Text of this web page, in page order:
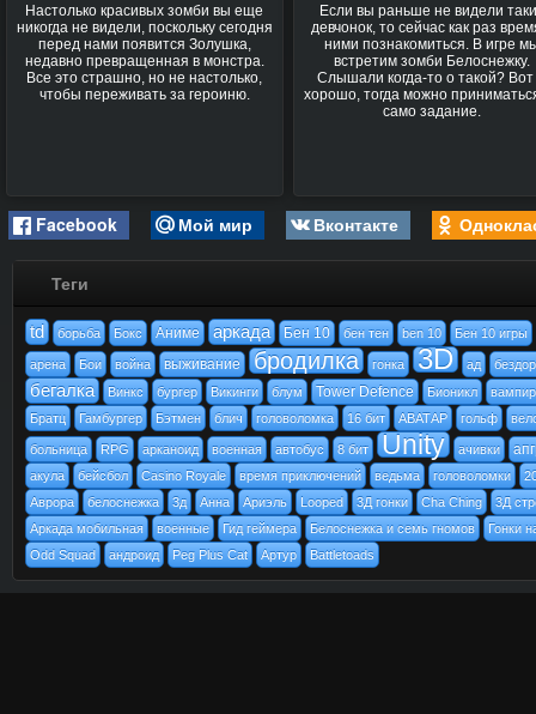
Настолько красивых зомби вы еще
никогда не видели, поскольку сегодня
перед нами появится Золушка,
недавно превращенная в монстра.
Все это страшно, но не настолько,
чтобы переживать за героиню.
Если вы раньше не видели
девчонок, то сейчас как раз
ними познакомиться. В игре
встретим зомби Белоснежку.
Слышали когда-то о такой?
хорошо, тогда можно
само задание.
Facebook Мой мир Вконтакте
Теги
td борьба Бокс Аниме аркада Бен 10 бен тен ben 10 Бен 10 игры
арена Бои война выживание бродилка гонка 3D ад
бегалка Винкс бургер Викинги блум Tower Defence Бионикл
Братц
Гамбургер Бэтмен блич головоломка 16 бит АВАТАР гольф
больница RPG арканоид военная автобус 8 бит Unity ачивки
акула бейсбол Casino Royale время приключений ведьма головоломки
Аврора
белоснежка 3д Анна Ариэль Looped 3Д гонки Cha Ching
3Д
Аркада мобильная
военные Гид геймера Белоснежка и семь гномов
Гонки
Odd Squad
андроид Peg Plus Cat Артур Battletoads